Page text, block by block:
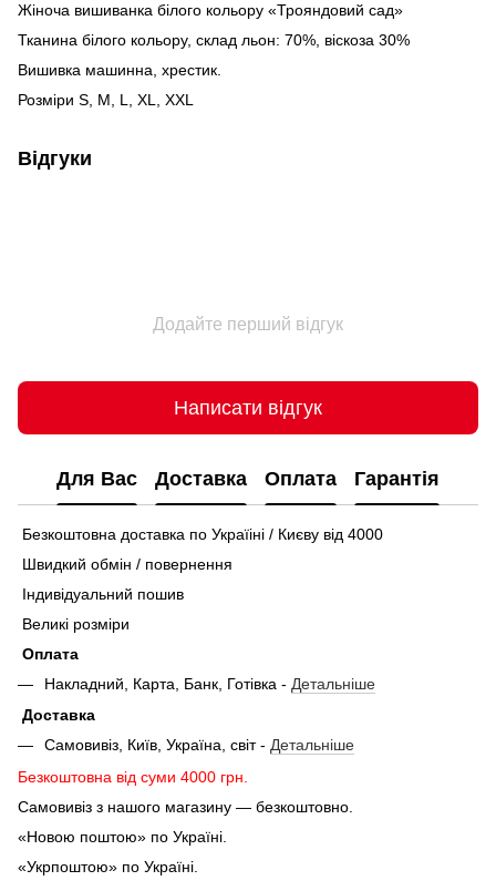
Жіноча вишиванка білого кольору «Трояндовий сад»
Тканина білого кольору, склад льон: 70%, віскоза 30%
Вишивка машинна, хрестик.
Розміри S, M, L, XL, XXL
Відгуки
Додайте перший відгук
Написати відгук
Для Вас Доставка Оплата Гарантія
Безкоштовна доставка по Україіні / Києву від 4000
Швидкий обмін / повернення
Індивідуальний пошив
Великі розміри
Оплата
Накладний, Карта, Банк, Готівка - Детальніше
Доставка
Самовивіз, Київ, Україна, світ - Детальніше
Безкоштовна від суми 4000 грн.
Самовивіз з нашого магазину — безкоштовно.
«Новою поштою» по Україні.
«Укрпоштою» по Україні.